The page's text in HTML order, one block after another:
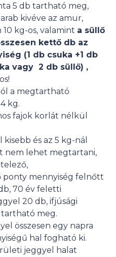
5 db tartható meg,
kivéve az amur,
kg-os, valamint a süllő
kettő db az
(1 db csuka +1 db
vagy 2 db süllő) ,
a megtartható
kg.
fajok korlát nélkül
és az 5 kg-nál
nem lehet megtartani,
ponty mennyiség felnőtt
70 év feletti
20 db, ifjúsági
meg.
összesen egy napra
hal fogható ki.
jeggyel halat